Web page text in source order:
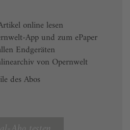
online lesen
App und zum ePaper
Endgeräten
von Opernwelt
des Abos